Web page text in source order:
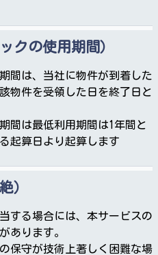
クの使用期間）
間は、当社に物件が到着した
物件を受領した日を終了日と
間は最低利用期間は1年間と
起算日より起算します
）
する場合には、本サービスの
あります。
保守が技術上著しく困難な場